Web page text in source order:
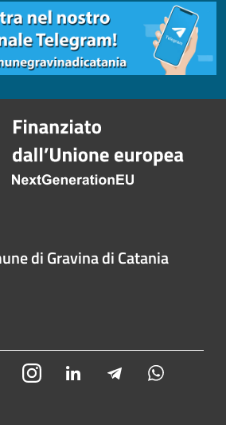
di Gravina di Catania
YoutubeInstagram LinkedIn Telegram